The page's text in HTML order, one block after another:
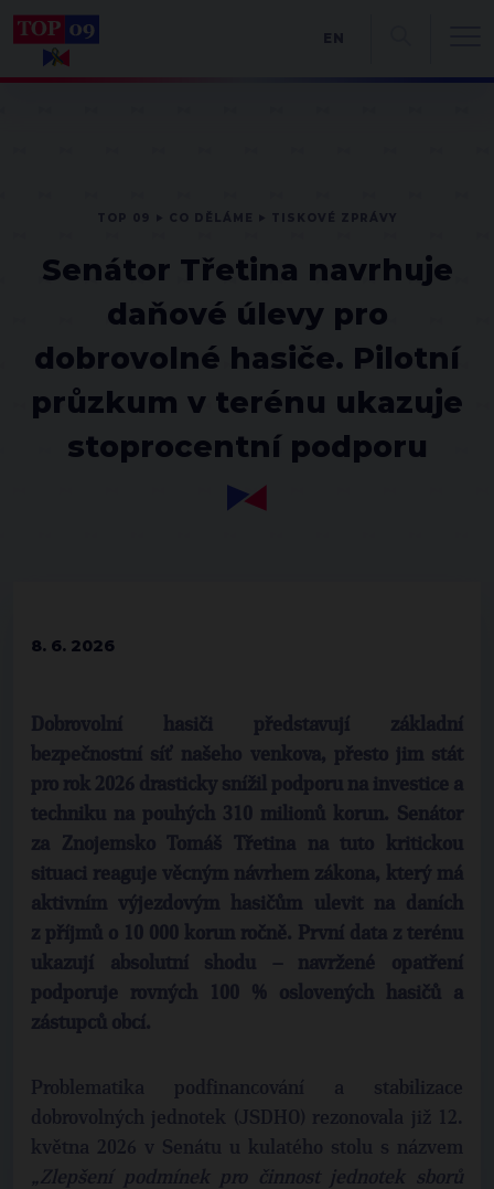
Senátor Třetina navrhuje
daňové úlevy pro
dobrovolné hasiče. Pilotní
průzkum v terénu ukazuje
stoprocentní podporu
8. 6. 2026
Dobrovolní hasiči představují základní
bezpečnostní síť našeho venkova, přesto jim stát
pro rok 2026 drasticky snížil podporu na investice a
techniku na pouhých 310 milionů korun. Senátor
za Znojemsko Tomáš Třetina na tuto kritickou
situaci reaguje věcným návrhem zákona, který má
aktivním výjezdovým hasičům ulevit na daních
z příjmů o 10 000 korun ročně. První data z terénu
ukazují absolutní shodu – navržené opatření
podporuje rovných 100 % oslovených hasičů a
zástupců obcí.
Problematika podfinancování a stabilizace
dobrovolných jednotek (JSDHO) rezonovala již 12.
května 2026 v Senátu u kulatého stolu s názvem
„Zlepšení podmínek pro činnost jednotek sborů